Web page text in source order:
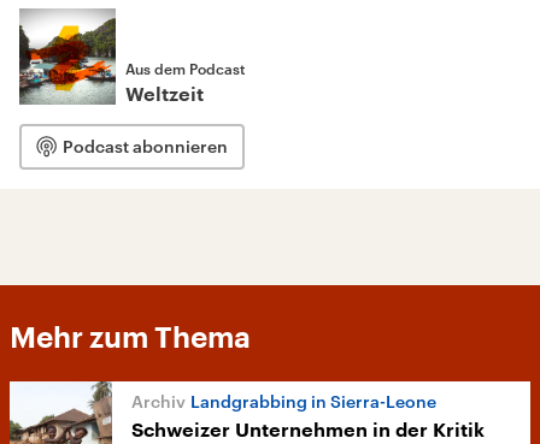
Aus dem Podcast
Weltzeit
Podcast abonnieren
Mehr zum Thema
Landgrabbing in Sierra-Leone
Schweizer Unternehmen in der Kritik